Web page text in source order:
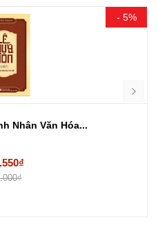
- 5%
Nhân Văn Hóa...